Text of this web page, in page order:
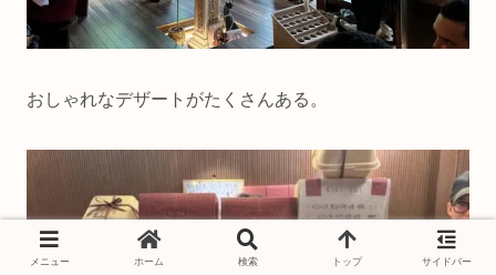
おしゃれなデザートがたくさんある。
メニュー ホーム 検索 トップ サイドバー